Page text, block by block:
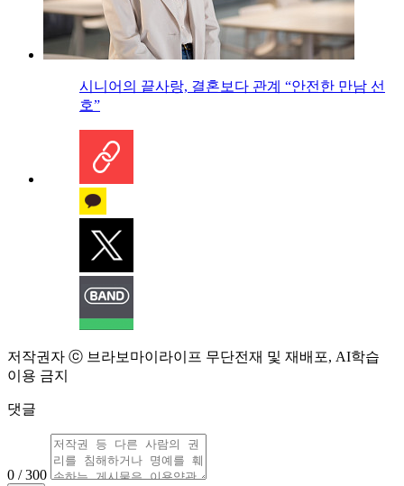
시니어의 끝사랑, 결혼보다 관계 “안전한 만남 선
호”
저작권자 ⓒ 브라보마이라이프 무단전재 및 재배포, AI학습
이용 금지
댓글
0 / 300